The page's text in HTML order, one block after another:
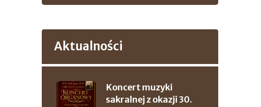
Aktualności
Koncert muzyki
sakralnej z okazji 30.